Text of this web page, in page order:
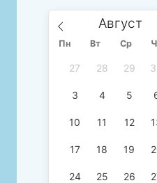
Пн Вт Ср
27 28 29
3 4 5
10 11 12
17 18 19
24 25 26